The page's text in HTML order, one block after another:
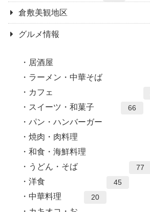
倉敷美観地区
グルメ情報
居酒屋
ラーメン・中華そば
カフェ
スイーツ・和菓子 66
パン・ハンバーガー
焼肉・肉料理
和食・海鮮料理
うどん・そば 77
洋食 45
中華料理 20